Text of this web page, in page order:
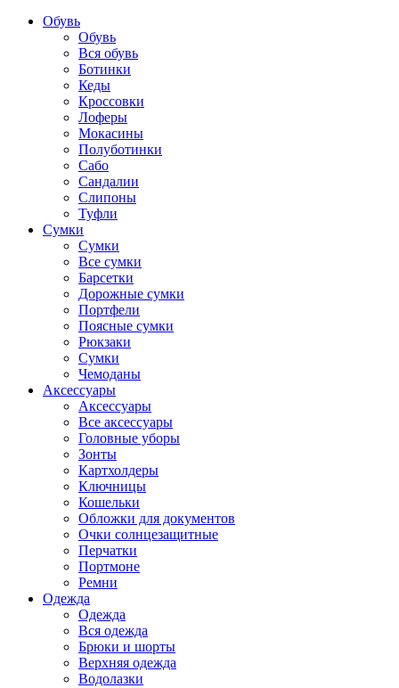
Обувь
Обувь
Вся обувь
Ботинки
Кеды
Кроссовки
Лоферы
Мокасины
Полуботинки
Сабо
Сандалии
Слипоны
Туфли
Сумки
Сумки
Все сумки
Барсетки
Дорожные сумки
Портфели
Поясные сумки
Рюкзаки
Сумки
Чемоданы
Аксессуары
Аксессуары
Все аксессуары
Головные уборы
Зонты
Картхолдеры
Ключницы
Кошельки
Обложки для документов
Очки солнцезащитные
Перчатки
Портмоне
Ремни
Одежда
Одежда
Вся одежда
Брюки и шорты
Верхняя одежда
Водолазки